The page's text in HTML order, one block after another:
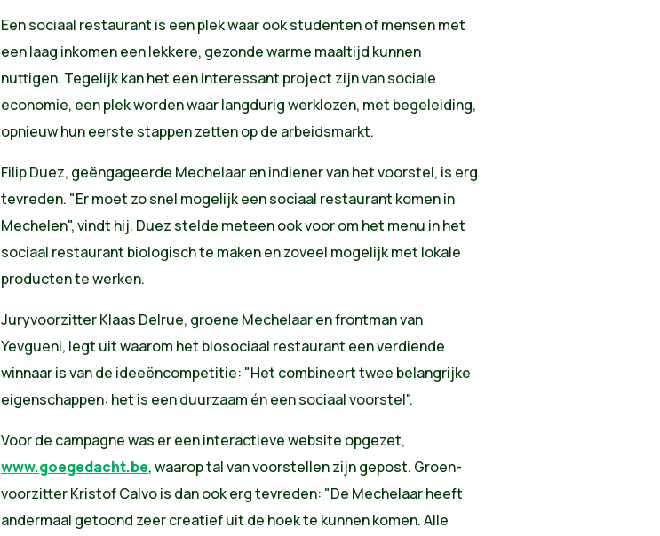
Een sociaal restaurant is een plek waar ook studenten of mensen met
een laag inkomen een lekkere, gezonde warme maaltijd kunnen
nuttigen. Tegelijk kan het een interessant project zijn van sociale
economie, een plek worden waar langdurig werklozen, met begeleiding,
opnieuw hun eerste stappen zetten op de arbeidsmarkt.
Filip Duez, geëngageerde Mechelaar en indiener van het voorstel, is erg
tevreden. "Er moet zo snel mogelijk een sociaal restaurant komen in
Mechelen", vindt hij. Duez stelde meteen ook voor om het menu in het
sociaal restaurant biologisch te maken en zoveel mogelijk met lokale
producten te werken.
Juryvoorzitter Klaas Delrue, groene Mechelaar en frontman van
Yevgueni, legt uit waarom het biosociaal restaurant een verdiende
winnaar is van de ideeëncompetitie: "Het combineert twee belangrijke
eigenschappen: het is een duurzaam én een sociaal voorstel".
Voor de campagne was er een interactieve website opgezet,
www.goegedacht.be, waarop tal van voorstellen zijn gepost. Groen-
voorzitter Kristof Calvo is dan ook erg tevreden: "De Mechelaar heeft
andermaal getoond zeer creatief uit de hoek te kunnen komen. Alle